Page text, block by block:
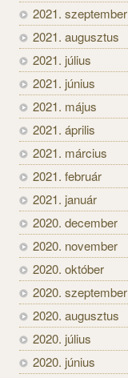
2021. szeptember
2021. augusztus
2021. július
2021. június
2021. május
2021. április
2021. március
2021. február
2021. január
2020. december
2020. november
2020. október
2020. szeptember
2020. augusztus
2020. július
2020. június